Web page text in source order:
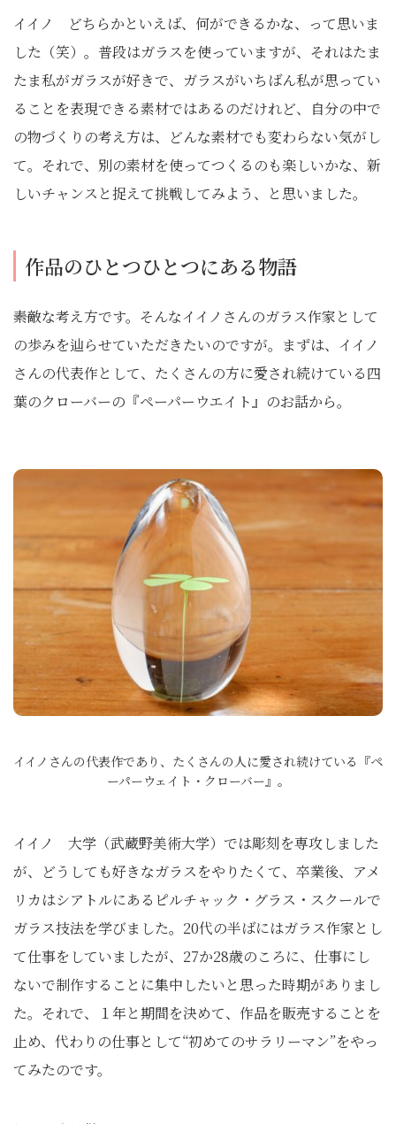
イイノ どちらかといえば、何ができるかな、って思いま
した（笑）。普段はガラスを使っていますが、それはたま
たま私がガラスが好きで、ガラスがいちばん私が思ってい
ることを表現できる素材ではあるのだけれど、自分の中で
の物づくりの考え方は、どんな素材でも変わらない気がし
て。それで、別の素材を使ってつくるのも楽しいかな、新
しいチャンスと捉えて挑戦してみよう、と思いました。
作品のひとつひとつにある物語
――素敵な考え方です。そんなイイノさんのガラス作家として
の歩みを辿らせていただきたいのですが。まずは、イイノ
さんの代表作として、たくさんの方に愛され続けている四
葉のクローバーの『ペーパーウエイト』のお話から。
イイノさんの代表作であり、たくさんの人に愛され続けている『ペ
ーパーウェイト・クローバー』。
イイノ 大学（武蔵野美術大学）では彫刻を専攻しました
が、どうしても好きなガラスをやりたくて、卒業後、アメ
リカはシアトルにあるピルチャック・グラス・スクールで
ガラス技法を学びました。20代の半ばにはガラス作家とし
て仕事をしていましたが、27か28歳のころに、仕事にし
ないで制作することに集中したいと思った時期がありまし
た。それで、１年と期間を決めて、作品を販売することを
止め、代わりの仕事として“初めてのサラリーマン”をやっ
てみたのです。